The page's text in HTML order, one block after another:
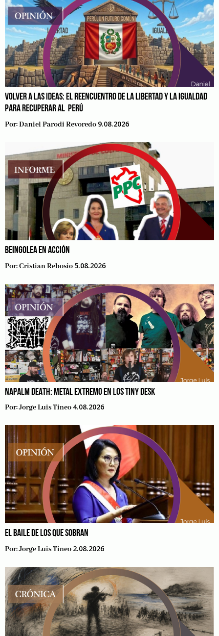
VOLVER A LAS IDEAS: EL REENCUENTRO DE LA LIBERTAD Y LA IGUALDAD
PARA RECUPERAR AL PERÚ
Por:Daniel Parodi Revoredo 9.08.2026
BEINGOLEA EN ACCIÓN
Por:Cristian Rebosio 5.08.2026
NAPALM DEATH: METAL EXTREMO EN LOS TINY DESK
Por:Jorge Luis Tineo 4.08.2026
EL BAILE DE LOS QUE SOBRAN
Por:Jorge Luis Tineo 2.08.2026